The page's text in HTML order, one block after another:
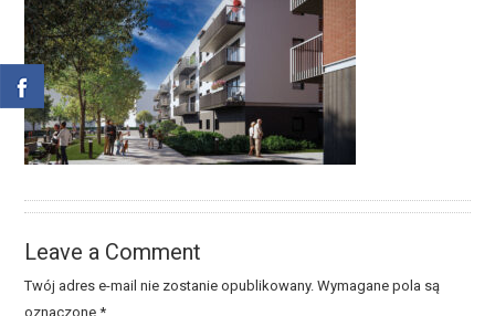
Leave a Comment
Twój adres e-mail nie zostanie opublikowany. Wymagane pola są
oznaczone*